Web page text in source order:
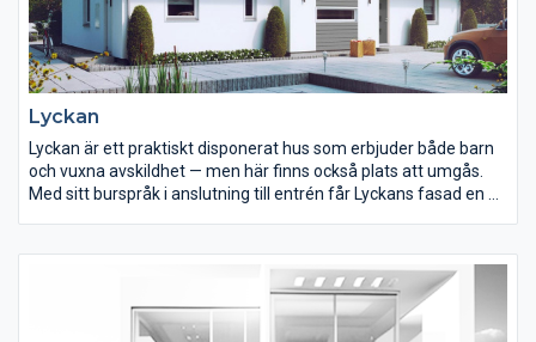
Lyckan
Lyckan är ett praktiskt disponerat hus som erbjuder både barn
och vuxna avskildhet — men här finns också plats att umgås.
Med sitt burspråk i anslutning till entrén får Lyckans fasad en fin
sovrum, allrum, kök och vardagsrum visar att Lyckan visst går
att köpa för pengar.